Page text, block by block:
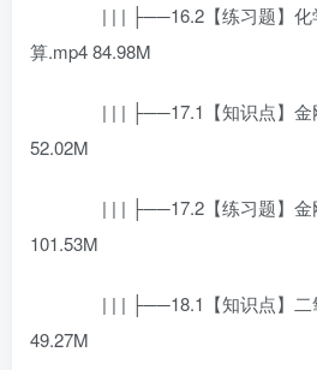
| | | ├──16.2【练习题】化
算.mp4 84.98M
| | | ├──17.1【知识点】金
52.02M
| | | ├──17.2【练习题】金
101.53M
| | | ├──18.1【知识点】二
49.27M